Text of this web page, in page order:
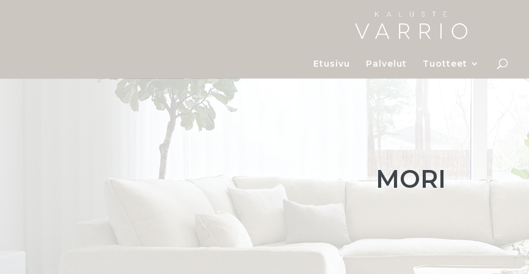
Etusivu Palvelut Tuotteet
MORI